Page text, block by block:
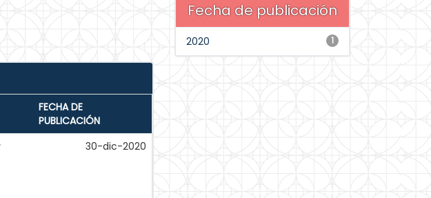
FECHA DE
PUBLICACIÓN
30-dic-2020
Fecha de publicación
1
2020